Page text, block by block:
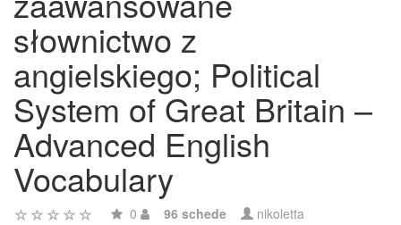
słownictwo z
angielskiego; Political
System of Great Britain –
Advanced English
Vocabulary
0 96 schede nikoletta